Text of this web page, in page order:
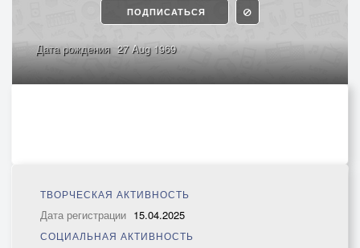
ПОДПИСАТЬСЯ
Дата рождения 27 Aug 1969
ТВОРЧЕСКАЯ АКТИВНОСТЬ
Дата регистрации 15.04.2025
СОЦИАЛЬНАЯ АКТИВНОСТЬ